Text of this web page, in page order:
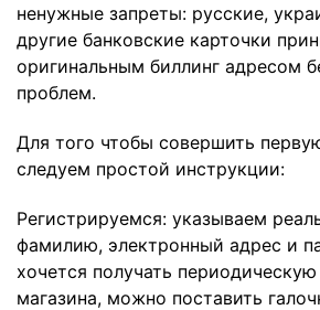
ненужные запреты: русские,
другие банковские карточки
оригинальным биллинг адресом
проблем.
Для того чтобы совершить
следуем простой инструкции:
Регистрируемся: указываем
фамилию, электронный адрес и
хочется получать
магазина, можно поставить